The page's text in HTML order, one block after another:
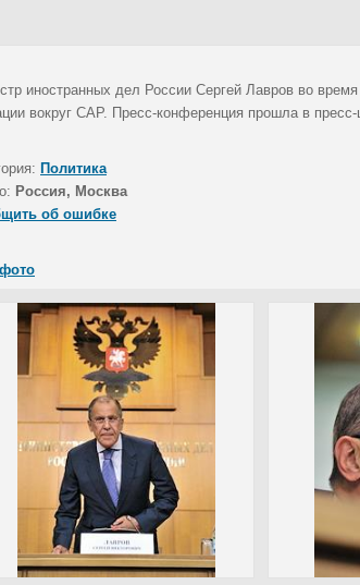
иностранных дел России Сергей Лавров во
вокруг САР. Пресс-конференция прошла в
Политика
Россия, Москва
об ошибке